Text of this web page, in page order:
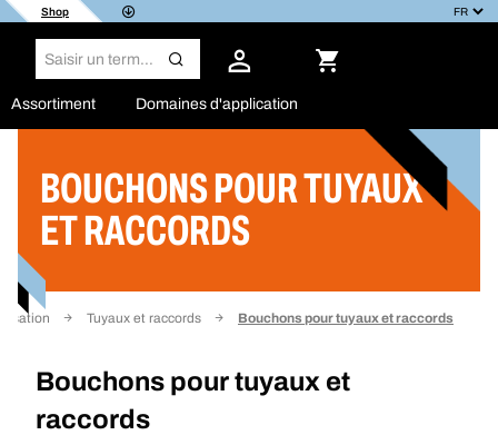
Shop
Assortiment Domaines d'application
BOUCHONS POUR TUYAUX
ET RACCORDS
Tuyaux et raccords Bouchons pour tuyaux et raccords
Bouchons pour tuyaux et
raccords
Filtrer